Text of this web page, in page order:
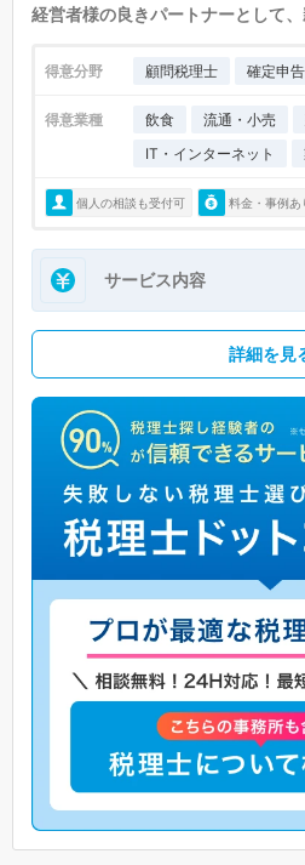
経営者様の良きパートナーとして
得意分野 顧問税理士 確定申告
得意業種 飲食 流通・小売
IT・インターネット
個人の相談も受付可 料金・事例あ
サービス内容
詳細を見